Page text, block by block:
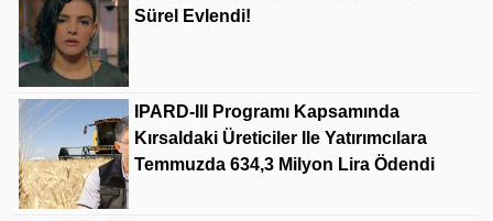
Sürel Evlendi!
IPARD-III Programı Kapsamında
Kırsaldaki Üreticiler Ile Yatırımcılara
Temmuzda 634,3 Milyon Lira Ödendi